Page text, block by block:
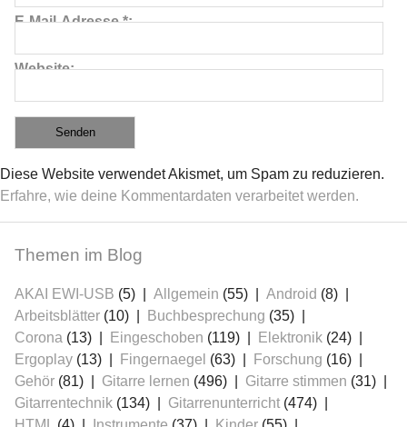
E-Mail-Adresse*
Website
Diese Website verwendet Akismet, um Spam zu reduzieren.
Erfahre, wie deine Kommentardaten verarbeitet werden.
Themen im Blog
AKAI EWI-USB (5) Allgemein (55) Android (8)
Arbeitsblätter (10) Buchbesprechung (35)
Corona (13) Eingeschoben (119) Elektronik (24)
Ergoplay (13) Fingernaegel (63) Forschung (16)
Gehör (81) Gitarre lernen (496) Gitarre stimmen (31)
Gitarrentechnik (134) Gitarrenunterricht (474)